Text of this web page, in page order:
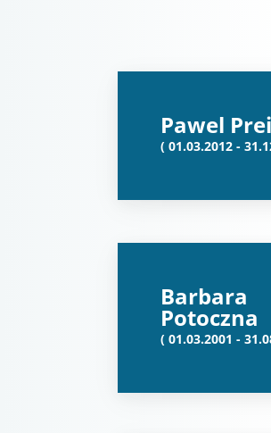
Pawel
( 01.03.2012 -
Barbara
Potoczna
( 01.03.2001 -